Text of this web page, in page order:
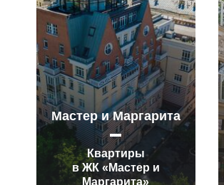
Мастер и Маргарита
Квартиры
в ЖК «Мастер и
Маргарита»